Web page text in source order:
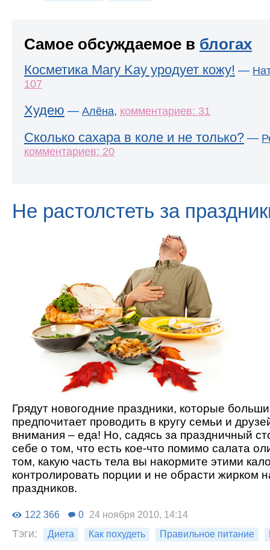
Самое обсуждаемое в блогах
Косметика Mary Kay уродует кожу! —
107
Худею — Алёна, комментариев: 31
Сколько сахара в коле и не только? —
комментариев: 20
Не растолстеть за
Грядут новогодние праздники, которые
предпочитает проводить в кругу семьи и
внимания – еда! Но, садясь за праздничный
себе о том, что есть кое-что помимо салата
том, какую часть тела вы накормите этими
контролировать порции и не обрасти жирком
праздников.
122 366 0 24 ноября 2010, 14:14
Тэги: Диета Как похудеть Правильное питание